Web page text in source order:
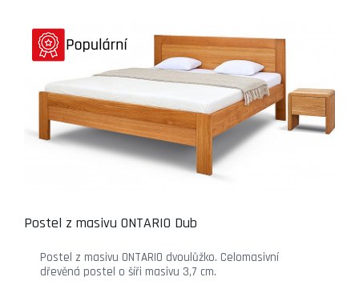
Postel z masivu ONTARIO Dub
Postel z masivu ONTARIO dvoulůžko. Celomasivní
dřevěná postel o šíři masivu 3,7 cm.